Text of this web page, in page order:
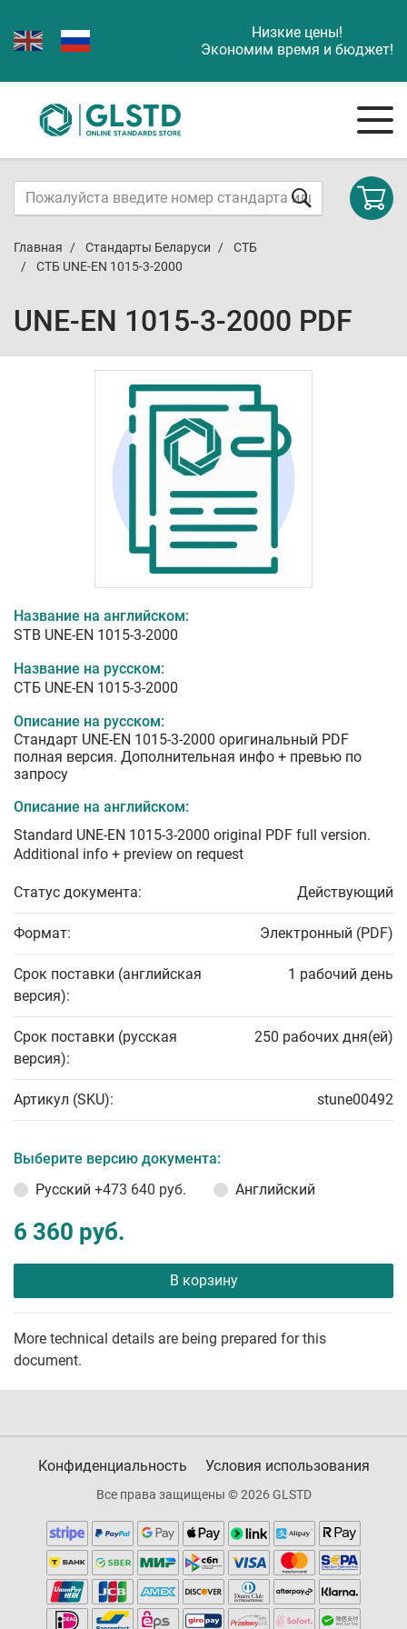
Низкие цены!
Экономим время и бюджет!
Главная Стандарты Беларуси
СТБ
СТБ UNE-EN 1015-3-2000
UNE-EN 1015-3-2000 PDF
Название на английском:
STB UNE-EN 1015-3-2000
Название на русском:
СТБ UNE-EN 1015-3-2000
Описание на русском:
Стандарт UNE-EN 1015-3-2000 оригинальный PDF
полная версия. Дополнительная инфо + превью по
запросу
Описание на английском:
Standard UNE-EN 1015-3-2000 original PDF full version.
Additional info + preview on request
Статус документа: Действующий
Формат: Электронный (PDF)
Срок поставки (английская
версия):
1 рабочий день
Срок поставки (русская
версия):
250 рабочих дня(ей)
Артикул (SKU): stune00492
Выберите версию документа:
Русский +473 640 руб. Английский
6 360 руб.
В корзину
More technical details are being prepared for this
document.
Конфиденциальность Условия использования
Все права защищены © 2026 GLSTD